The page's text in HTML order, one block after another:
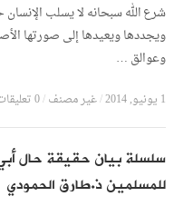
شرع الله سبحانه لا يسلب
ويجددها ويعيدها إلى صورتها
وعوالق …
1 يونيو, 2014 /غير مصنف/0 تعليقات
سلسلة بيان حقيقة حال
للمسلمين ذ.طارق الحمودي